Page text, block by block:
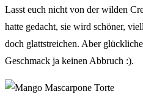
Lasst euch nicht von der wilden
hatte gedacht, sie wird schöner,
doch glattstreichen. Aber
Geschmack ja keinen Abbruch :).